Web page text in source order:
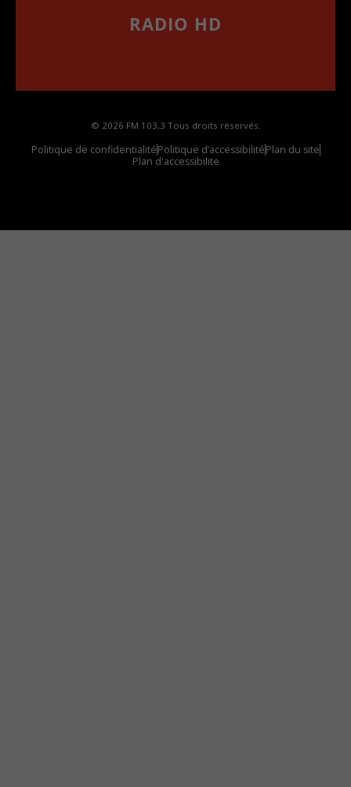
RADIO HD
© 2026 FM 103,3 Tous droits réservés.
Politique de confidentialitéPolitique d’accessibilitéPlan du site
Plan d'accessibilite